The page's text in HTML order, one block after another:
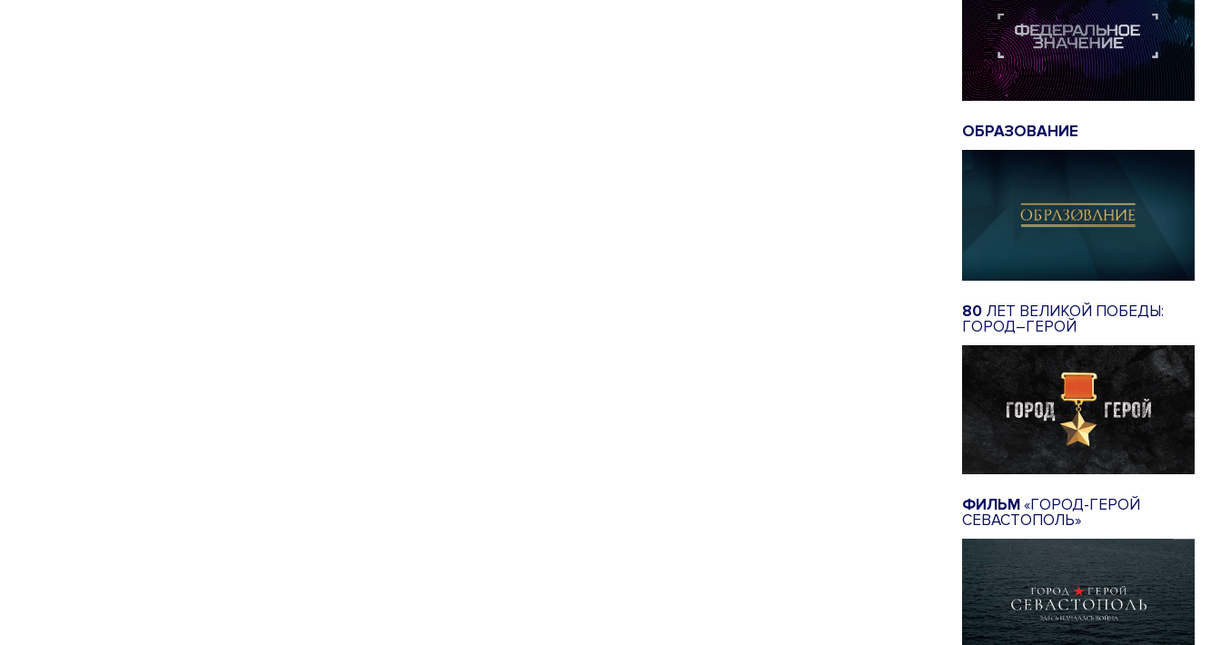
ОБРАЗОВАНИЕ
80 ЛЕТ ВЕЛИКОЙ ПОБЕДЫ:
ГОРОД–ГЕРОЙ
ФИЛЬМ«ГОРОД-ГЕРОЙ
СЕВАСТОПОЛЬ»